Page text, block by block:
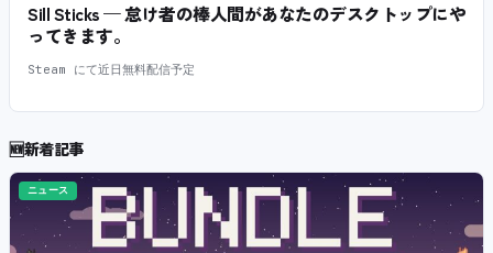
Sill Sticks — 怠け者の棒人間があなたのデスクトップにや
ってきます。
Steam にて近日無料配信予定
🆕新着記事
ニュース